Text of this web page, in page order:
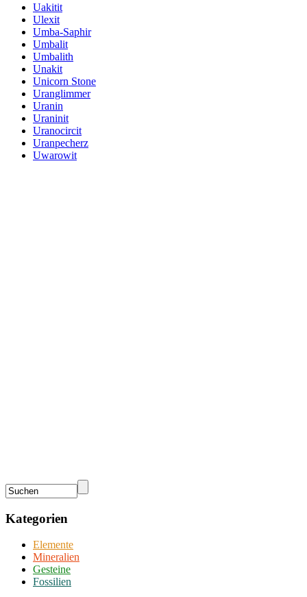
Uakitit
Ulexit
Umba-Saphir
Umbalit
Umbalith
Unakit
Unicorn Stone
Uranglimmer
Uranin
Uraninit
Uranocircit
Uranpecherz
Uwarowit
Kategorien
Elemente
Mineralien
Gesteine
Fossilien